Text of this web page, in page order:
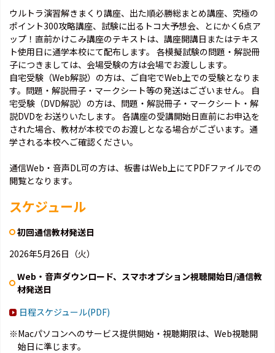
ウルトラ演習解きまくり講座、出た順必勝総まとめ講座、究極の
ポイント300攻略講座、試験に出るトコ大予想会、とにかく6点ア
ップ！直前かけこみ講座のテキストは、講座開講日またはテキス
ト使用日に通学本校にて配布します。 各模擬試験の問題・解説冊
子につきましては、会場受験の方は会場でお渡しします。
自宅受験（Web解説）の方は、ご自宅でWeb上での受験となりま
す。問題・解説冊子・マークシート等の発送はございません。 自
宅受験（DVD解説）の方は、問題・解説冊子・マークシート・解
説DVDをお送りいたします。 各講座の受講開始日直前にお申込を
された場合、教材が本校でのお渡しとなる場合がございます。通
学される本校へご確認ください。
通信Web・音声DL可の方は、板書はWeb上にてPDFファイルでの
閲覧となります。
スケジュール
初回通信教材発送日
2026年5月26日（火）
Web・音声ダウンロード、スマホオプション視聴開始日/通信教
材発送日
日程スケジュール(PDF)
※Macパソコンへのサービス提供開始・視聴期限は、Web視聴開
始日に準じます。